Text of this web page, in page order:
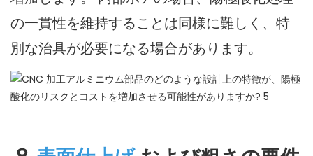
の一貫性を維持することは同様に難しく、特
別な治具が必要になる場合があります。